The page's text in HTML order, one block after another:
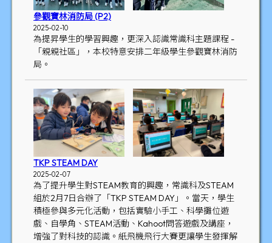
參觀寶林消防局 (P2)
2025-02-10
為提昇學生的學習興趣，更深入認識常識科主題課程 -
「親親社區」，本校特意安排二年級學生參觀寶林消防
局。
TKP STEAM DAY
2025-02-07
為了提升學生對STEAM教育的興趣，常識科及STEAM
組於2月7日合辦了「TKP STEAM DAY」。當天，學生
積極參與多元化活動，包括實驗小手工、科學攤位遊
戲、自學角、STEAM活動、Kahoot問答遊戲及講座，
增強了對科技的認識。紙飛機飛行大賽更讓學生發揮解